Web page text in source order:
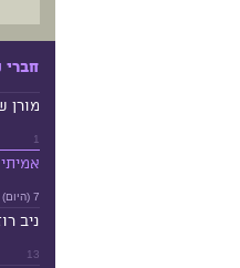
חברי
1
מורן
7 (היום)
13
ניב